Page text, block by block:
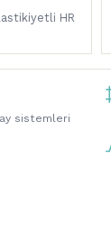
HR
sistemleri